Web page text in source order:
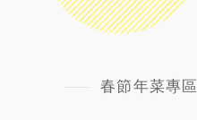
春節年菜專區